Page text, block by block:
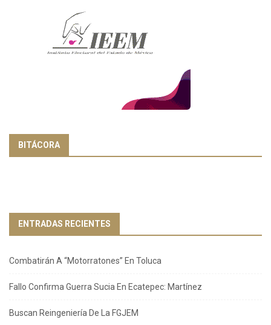
BITÁCORA
ENTRADAS RECIENTES
Combatirán A “Motorratones” En Toluca
Fallo Confirma Guerra Sucia En Ecatepec: Martínez
Buscan Reingeniería De La FGJEM